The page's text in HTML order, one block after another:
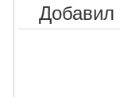
Добавил